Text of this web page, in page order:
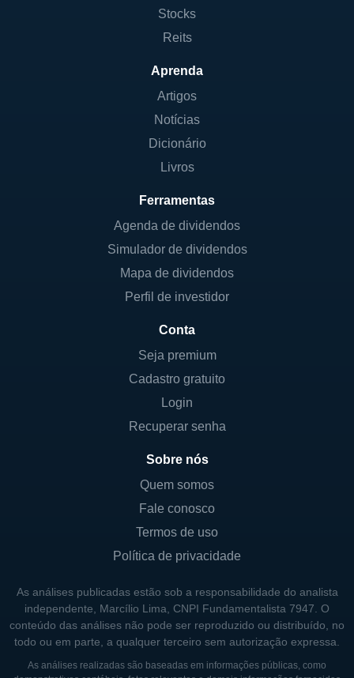
Stocks
Reits
Aprenda
Artigos
Notícias
Dicionário
Livros
Ferramentas
Agenda de dividendos
Simulador de dividendos
Mapa de dividendos
Perfil de investidor
Conta
Seja premium
Cadastro gratuito
Login
Recuperar senha
Sobre nós
Quem somos
Fale conosco
Termos de uso
Política de privacidade
As análises publicadas estão sob a responsabilidade do analista
independente, Marcílio Lima, CNPI Fundamentalista 7947. O
conteúdo das análises não pode ser reproduzido ou distribuído, no
todo ou em parte, a qualquer terceiro sem autorização expressa.
As análises realizadas são baseadas em informações públicas, como